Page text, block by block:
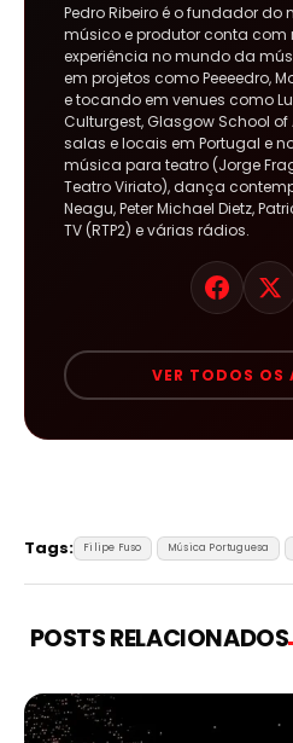
Pedro Ribeiro é o fundador
músico e produtor conta com
experiência no mundo da
em projetos como Peeeedro,
e tocando em venues como
Culturgest, Glasgow School of
salas e locais em Portugal e
música para teatro (Jorge
Teatro Viriato), dança
Neagu, Peter Michael Dietz,
TV (RTP2) e várias rádios.
VER TODOS OS
Tags: Filipe Fuso Música Portuguesa
POSTS RELACIONADOS